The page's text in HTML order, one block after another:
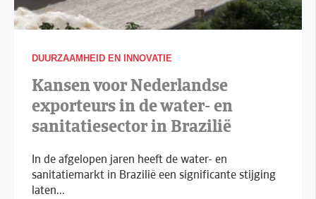
DUURZAAMHEID EN INNOVATIE
Kansen voor Nederlandse
exporteurs in de water- en
sanitatiesector in Brazilië
In de afgelopen jaren heeft de water- en
sanitatiemarkt in Brazilië een significante stijging
laten...